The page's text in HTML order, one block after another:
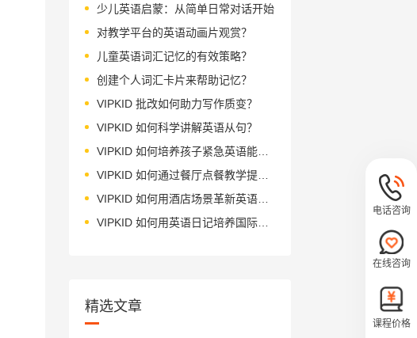
少儿英语启蒙：从简单日常对话开始
对教学平台的英语动画片观赏？
儿童英语词汇记忆的有效策略？
创建个人词汇卡片来帮助记忆？
VIPKID 批改如何助力写作质变？
VIPKID 如何科学讲解英语从句？
VIPKID 如何培养孩子紧急英语能力？
VIPKID 如何通过餐厅点餐教学提升少儿英语应用能力？
VIPKID 如何用酒店场景革新英语教学？
VIPKID 如何用英语日记培养国际化人才？
精选文章
电话咨询
在线咨询
课程价格